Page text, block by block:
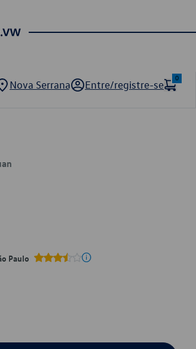
Nova Serrana Entre/registre-se
0
Paulo